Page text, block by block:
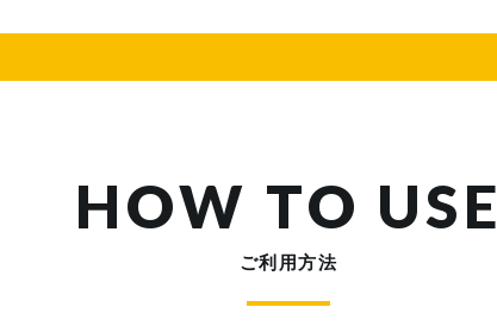
HOW TO USE
ご利用方法